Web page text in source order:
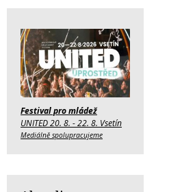
Festival pro mládež
UNITED 20. 8. - 22. 8. Vsetín
Mediálně spolupracujeme